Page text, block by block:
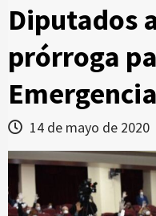
Diputados
prórroga
Emergencia
14 de mayo de 2020